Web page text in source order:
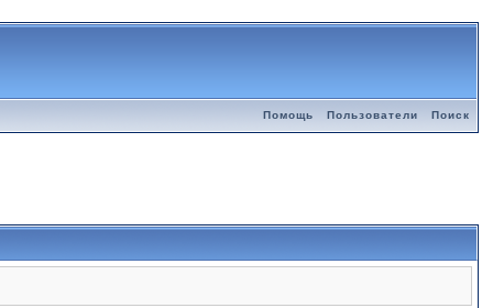
Помощь Пользователи Поиск